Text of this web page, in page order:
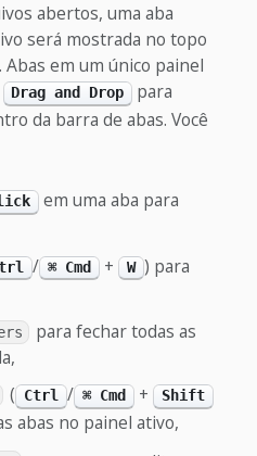
abertos, uma aba
será mostrada no topo
em um único painel
Drag and Drop
para
da barra de abas. Você
em uma aba para
/ ⌘ Cmd + W ) para
para fechar todas as
( Ctrl / ⌘ Cmd + Shift
abas no painel ativo,